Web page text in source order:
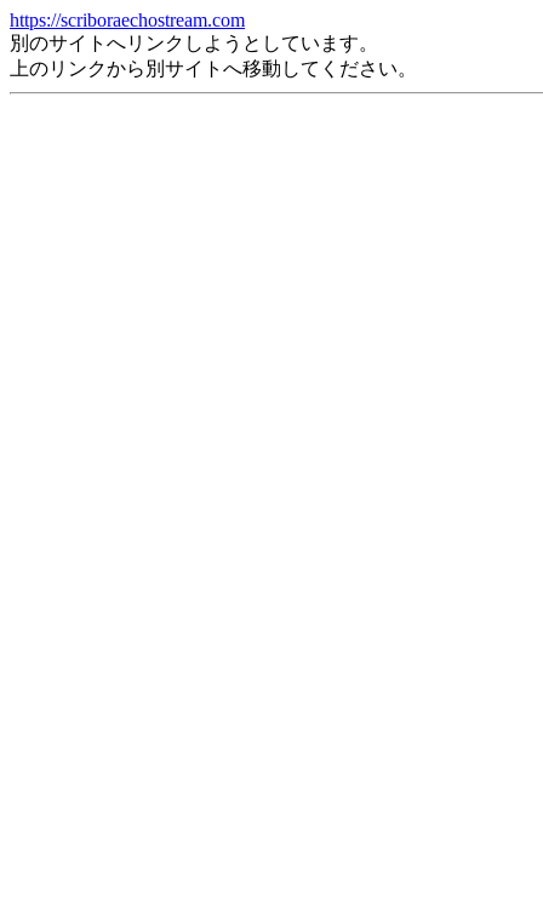
https://scriboraechostream.com
別のサイトへリンクしようとしています。
上のリンクから別サイトへ移動してください。